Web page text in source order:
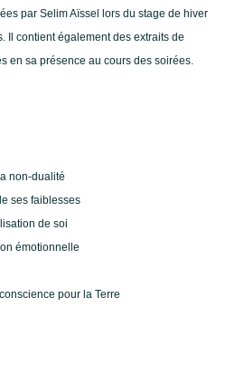
par Selim Aïssel lors du stage de hiver
Il contient également des extraits de
en sa présence au cours des soirées.
non-dualité
ses faiblesses
de soi
émotionnelle
pour la Terre